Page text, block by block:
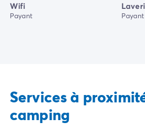
Wifi
Payant Payant
Services à
camping